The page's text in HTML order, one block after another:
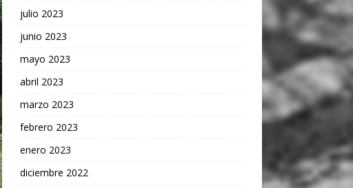
julio 2023
junio 2023
mayo 2023
abril 2023
marzo 2023
febrero 2023
enero 2023
diciembre 2022